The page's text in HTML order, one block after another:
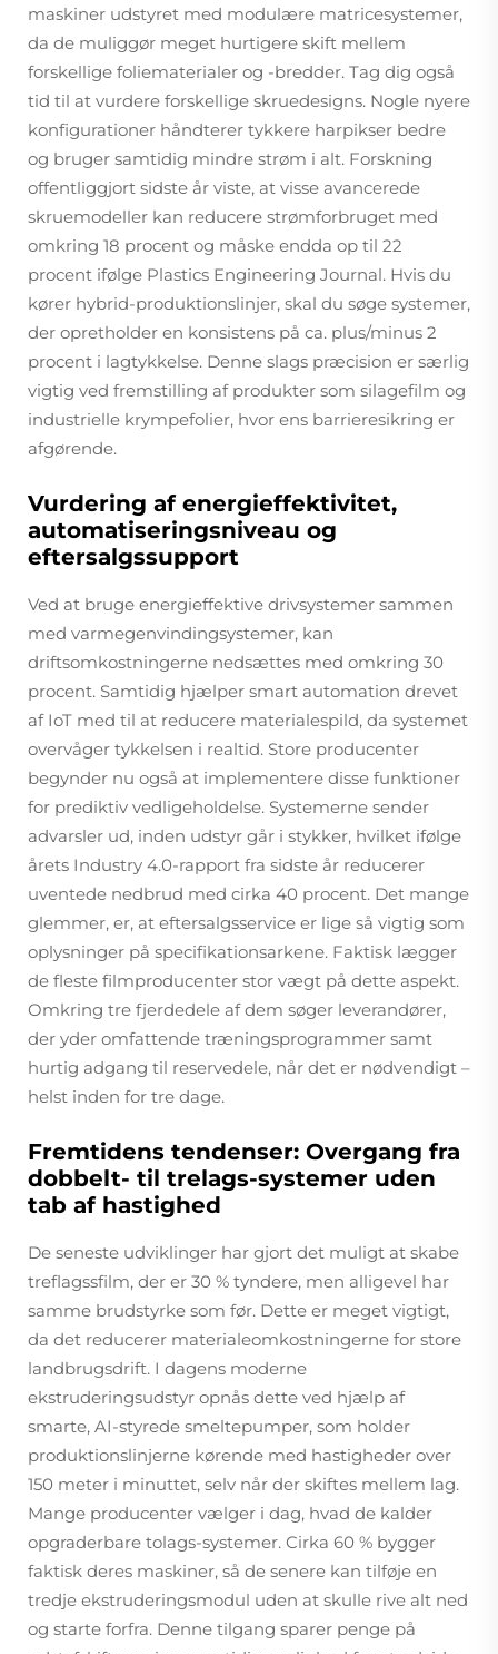
maskiner udstyret med modulære matricesystemer,
da de muliggør meget hurtigere skift mellem
forskellige foliematerialer og -bredder. Tag dig også
tid til at vurdere forskellige skruedesigns. Nogle nyere
konfigurationer håndterer tykkere harpikser bedre
og bruger samtidig mindre strøm i alt. Forskning
offentliggjort sidste år viste, at visse avancerede
skruemodeller kan reducere strømforbruget med
omkring 18 procent og måske endda op til 22
procent ifølge Plastics Engineering Journal. Hvis du
kører hybrid-produktionslinjer, skal du søge systemer,
der opretholder en konsistens på ca. plus/minus 2
procent i lagtykkelse. Denne slags præcision er særlig
vigtig ved fremstilling af produkter som silagefilm og
industrielle krympefolier, hvor ens barrieresikring er
afgørende.
Vurdering af energieffektivitet,
automatiseringsniveau og
eftersalgssupport
Ved at bruge energieffektive drivsystemer sammen
med varmegenvindingsystemer, kan
driftsomkostningerne nedsættes med omkring 30
procent. Samtidig hjælper smart automation drevet
af IoT med til at reducere materialespild, da systemet
overvåger tykkelsen i realtid. Store producenter
begynder nu også at implementere disse funktioner
for prediktiv vedligeholdelse. Systemerne sender
advarsler ud, inden udstyr går i stykker, hvilket ifølge
årets Industry 4.0-rapport fra sidste år reducerer
uventede nedbrud med cirka 40 procent. Det mange
glemmer, er, at eftersalgsservice er lige så vigtig som
oplysninger på specifikationsarkene. Faktisk lægger
de fleste filmproducenter stor vægt på dette aspekt.
Omkring tre fjerdedele af dem søger leverandører,
der yder omfattende træningsprogrammer samt
hurtig adgang til reservedele, når det er nødvendigt –
helst inden for tre dage.
Fremtidens tendenser: Overgang fra
dobbelt- til trelags-systemer uden
tab af hastighed
De seneste udviklinger har gjort det muligt at skabe
treflagssfilm, der er 30 % tyndere, men alligevel har
samme brudstyrke som før. Dette er meget vigtigt,
da det reducerer materialeomkostningerne for store
landbrugsdrift. I dagens moderne
ekstruderingsudstyr opnås dette ved hjælp af
smarte, AI-styrede smeltepumper, som holder
produktionslinjerne kørende med hastigheder over
150 meter i minuttet, selv når der skiftes mellem lag.
Mange producenter vælger i dag, hvad de kalder
opgraderbare tolags-systemer. Cirka 60 % bygger
faktisk deres maskiner, så de senere kan tilføje en
tredje ekstruderingsmodul uden at skulle rive alt ned
og starte forfra. Denne tilgang sparer penge på